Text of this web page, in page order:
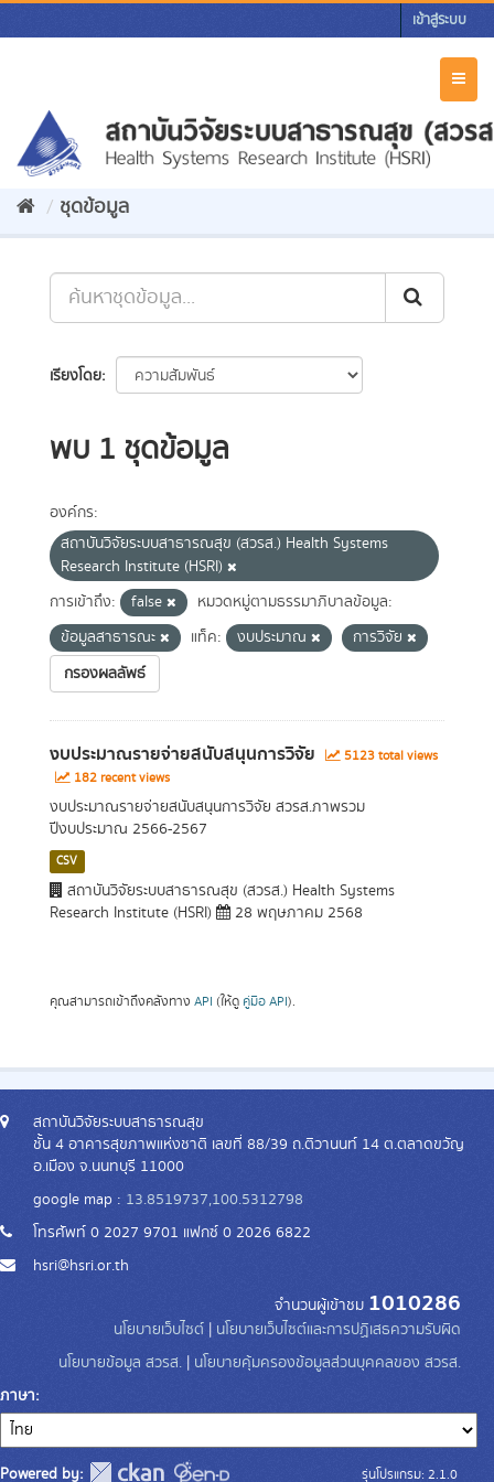
Skip
to
เข้าสู่ระบบ
ชุดข้อมูล
เรียงโดย
พบ 1 ชุดข้อมูล
องค์กร:
สถาบันวิจัยระบบสาธารณสุข (สวรส.) Health Systems
Research Institute (HSRI)
การเข้าถึง:
false
หมวดหมู่ตามธรรมาภิบาลข้อมูล:
ข้อมูลสาธารณะ
แท็ค: งบประมาณ
การวิจัย
กรองผลลัพธ์
งบประมาณรายจ่ายสนับสนุนการวิจัย
5123 total views
182 recent views
งบประมาณรายจ่ายสนับสนุนการวิจัย สวรส.ภาพรวม
ปีงบประมาณ 2566-2567
CSV
สถาบันวิจัยระบบสาธารณสุข (สวรส.) Health Systems
Research Institute (HSRI)
28 พฤษภาคม 2568
คุณสามารถเข้าถึงคลังทาง API (ให้ดู คู่มือ API).
สถาบันวิจัยระบบสาธารณสุข
ชั้น 4 อาคารสุขภาพแห่งชาติ เลขที่ 88/39 ถ.ติวานนท์ 14 ต.ตลาดขวัญ
อ.เมือง จ.นนทบุรี 11000
google map : 13.8519737,100.5312798
โทรศัพท์ 0 2027 9701 แฟกซ์ 0 2026 6822
hsri@hsri.or.th
จำนวนผู้เข้าชม 1010286
นโยบายเว็บไซต์ | นโยบายเว็บไซต์และการปฏิเสธความรับผิด
นโยบายข้อมูล สวรส. | นโยบายคุ้มครองข้อมูลส่วนบุคคลของ สวรส.
ภาษา
Powered by: รุ่นโปรแกรม: 2.1.0